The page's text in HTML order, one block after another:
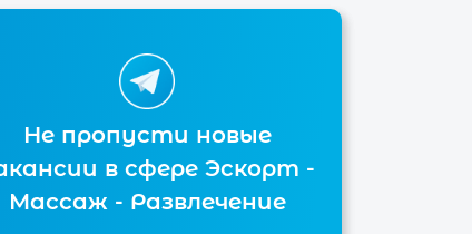
Не пропусти новые
в сфере Эскорт -
Массаж - Развлечение